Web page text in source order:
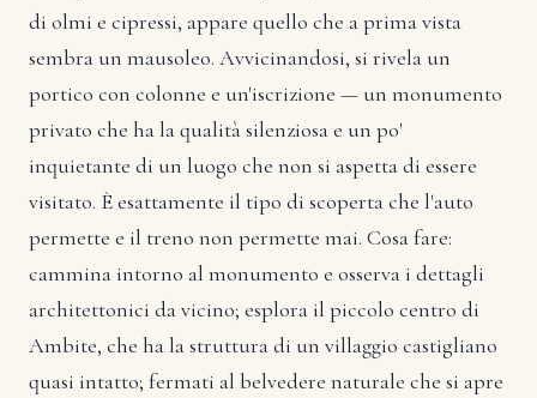
di olmi e cipressi, appare quello che a prima vista
sembra un mausoleo. Avvicinandosi, si rivela un
portico con colonne e un'iscrizione — un monumento
privato che ha la qualità silenziosa e un po'
inquietante di un luogo che non si aspetta di essere
visitato. È esattamente il tipo di scoperta che l'auto
permette e il treno non permette mai. Cosa fare:
cammina intorno al monumento e osserva i dettagli
architettonici da vicino; esplora il piccolo centro di
Ambite, che ha la struttura di un villaggio castigliano
quasi intatto; fermati al belvedere naturale che si apre